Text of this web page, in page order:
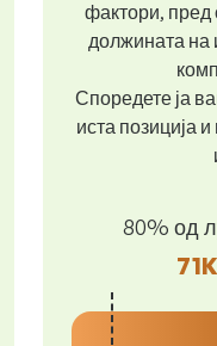
фактори, пред
должината на
Споредете ја
иста позиција
80% од